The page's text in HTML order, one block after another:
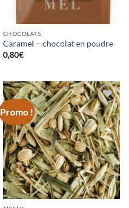
CHOCOLATS
Caramel – chocolat en poudre
0,80€
Promo !
Ajouter
à la
wishlist